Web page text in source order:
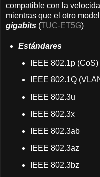
compatible con la
mientras que el otro
gigabits (TUC-ET5G)
Estándares
IEEE 802.1p (CoS)
IEEE 802.1Q
IEEE 802.3u
IEEE 802.3x
IEEE 802.3ab
IEEE 802.3az
IEEE 802.3bz